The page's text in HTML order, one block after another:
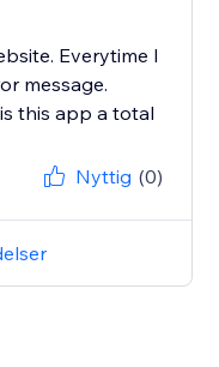
Everytime I
message.
this app a total
Nyttig (0)